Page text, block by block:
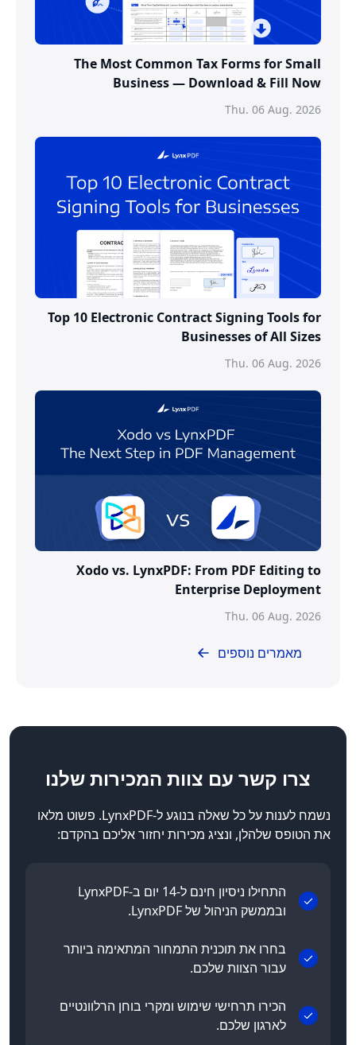
The Most Common Tax Forms for Small
Business — Download & Fill Now
Thu. 06 Aug. 2026
Top 10 Electronic Contract Signing Tools for
Businesses of All Sizes
Thu. 06 Aug. 2026
Xodo vs. LynxPDF: From PDF Editing to
Enterprise Deployment
Thu. 06 Aug. 2026
מאמרים נוספים
צרו קשר עם צוות המכירות שלנו
נשמח לענות על כל שאלה בנוגע ל-LynxPDF. פשוט מלאו
את הטופס שלהלן, ונציג מכירות יחזור אליכם בהקדם:
התחילו ניסיון חינם ל-14 יום ב-LynxPDF
ובממשק הניהול של LynxPDF.
בחרו את תוכנית התמחור המתאימה ביותר
עבור הצוות שלכם.
הכירו תרחישי שימוש ומקרי בוחן הרלוונטיים
לארגון שלכם.